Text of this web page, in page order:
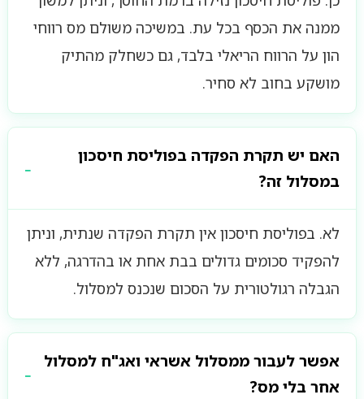
ממנה את הכסף בכל עת. במשיכה משולם מס רווחי
הון על הרווח הריאלי בלבד, גם כשחלק מהתיק
מושקע בחוב לא סחיר.
האם יש תקרת הפקדה בפוליסת חיסכון
במסלול זה?
לא. בפוליסת חיסכון אין תקרת הפקדה שנתית, וניתן
להפקיד סכומים גדולים בבת אחת או בהדרגה, ללא
הגבלה רגולטורית על הסכום שנכנס למסלול.
אפשר לעבור ממסלול אשראי ואג"ח למסלול
אחר בלי מס?